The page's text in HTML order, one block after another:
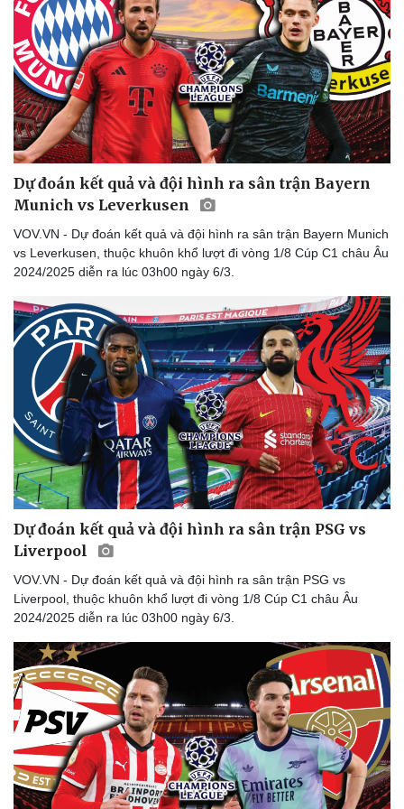
Dự đoán kết quả và đội hình ra sân trận Bayern
Munich vs Leverkusen
VOV.VN - Dự đoán kết quả và đội hình ra sân trận Bayern Munich
vs Leverkusen, thuộc khuôn khổ lượt đi vòng 1/8 Cúp C1 châu Âu
2024/2025 diễn ra lúc 03h00 ngày 6/3.
Dự đoán kết quả và đội hình ra sân trận PSG vs
Liverpool
VOV.VN - Dự đoán kết quả và đội hình ra sân trận PSG vs
Liverpool, thuộc khuôn khổ lượt đi vòng 1/8 Cúp C1 châu Âu
2024/2025 diễn ra lúc 03h00 ngày 6/3.